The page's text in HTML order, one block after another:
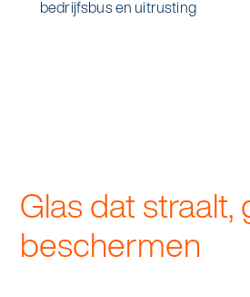
Glazenwasser van Asito: klaar
Glas dat straalt,
beschermen